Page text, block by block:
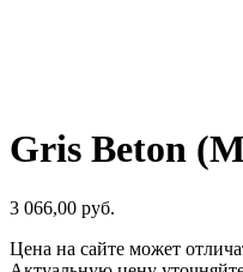
Gris Beton
3 066,00 руб.
Цена на сайте может